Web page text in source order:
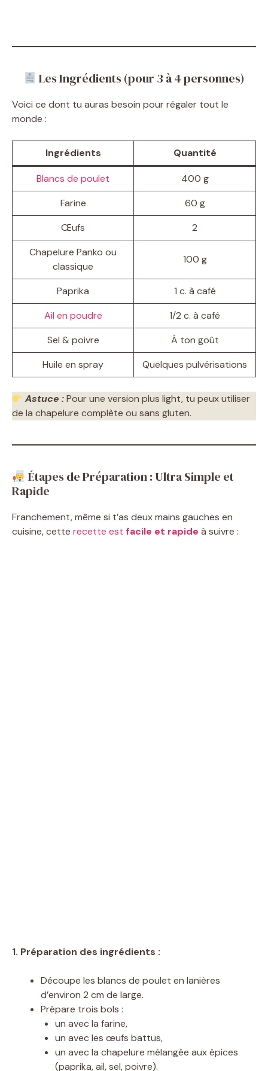
Les Ingrédients (pour 3 à 4 personnes)
Voici ce dont tu auras besoin pour régaler tout le
monde :
Ingrédients Quantité
Blancs de poulet
400 g
Farine
60 g
Œufs
2
Chapelure Panko ou
classique
100 g
Paprika
1 c. à café
Ail en poudre
1/2 c. à café
Sel & poivre
À ton goût
Huile en spray
Quelques pulvérisations
Astuce : Pour une version plus light, tu peux utiliser
de la chapelure complète ou sans gluten.
Étapes de Préparation : Ultra Simple et
Rapide
Franchement, même si t’as deux mains gauches en
cuisine, cette recette est facile et rapide à suivre :
1. Préparation des ingrédients :
Découpe les blancs de poulet en lanières
d’environ 2 cm de large.
Prépare trois bols :
un avec la farine,
un avec les œufs battus,
un avec la chapelure mélangée aux épices
(paprika, ail, sel, poivre).